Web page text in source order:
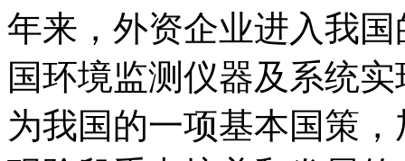
年来，外资企业进入我
国环境监测仪器及系统
为我国的一项基本国策